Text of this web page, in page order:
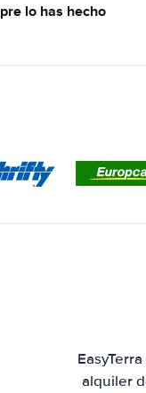
lo has hecho
alquiler